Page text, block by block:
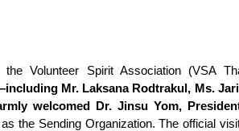
Volunteer Spirit Association (VSA
Mr. Laksana Rodtrakul, Ms.
welcomed Dr. Jinsu Yom,
the Sending Organization. The official